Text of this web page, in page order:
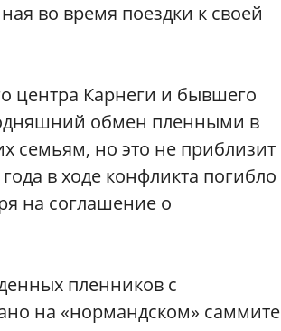
во время поездки к своей
центра Карнеги и бывшего
обмен пленными в
семьям, но это не приблизит
в ходе конфликта погибло
на соглашение о
пленников с
на «нормандском» саммите